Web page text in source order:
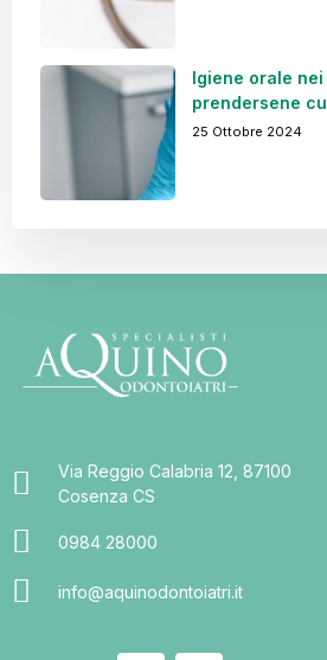
Igiene orale
prendersene
25 Ottobre 2024
Via Reggio Calabria 12, 87100
Cosenza CS
0984 28000
info@aquinodontoiatri.it